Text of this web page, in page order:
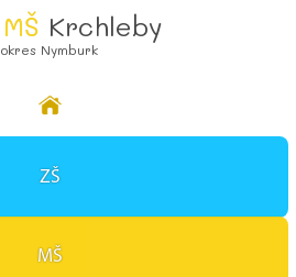
MŠ Krchleby
okres Nymburk
ZŠ
MŠ